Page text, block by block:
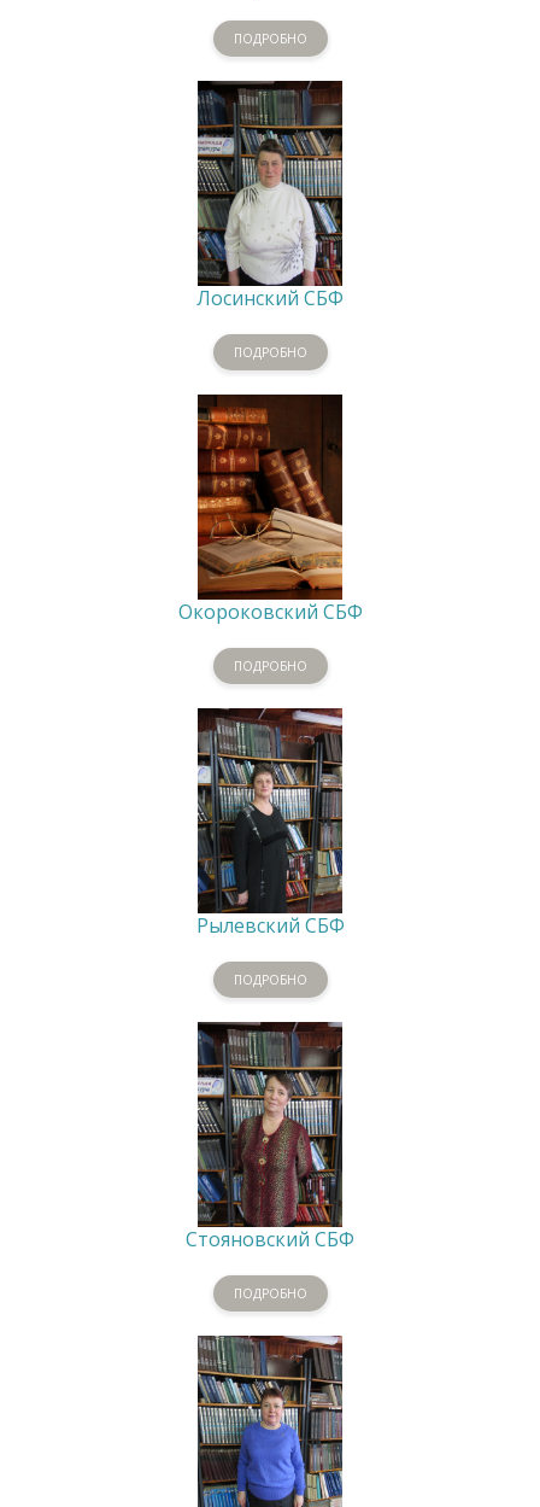
ПОДРОБНО
Лосинский СБФ
ПОДРОБНО
Окороковский СБФ
ПОДРОБНО
Рылевский СБФ
ПОДРОБНО
Стояновский СБФ
ПОДРОБНО